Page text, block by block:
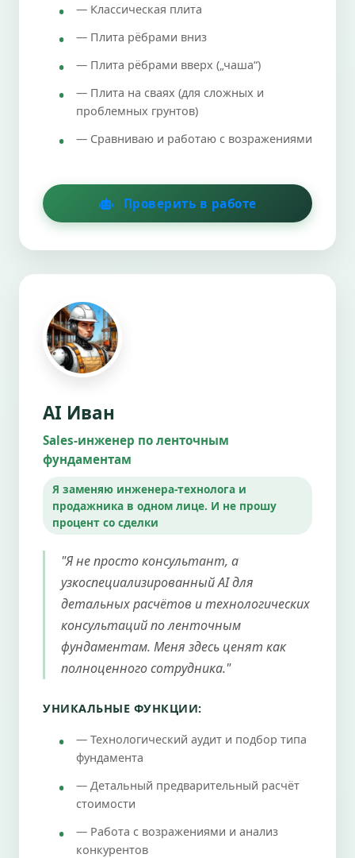
— Классическая плита
— Плита рёбрами вниз
— Плита рёбрами вверх („чаша“)
— Плита на сваях (для сложных и
проблемных грунтов)
— Сравниваю и работаю с возражениями
Проверить в работе
AI Иван
Sales-инженер по ленточным
фундаментам
Я заменяю инженера-технолога и
продажника в одном лице. И не прошу
процент со сделки
"Я не просто консультант, а
узкоспециализированный AI для
детальных расчётов и технологических
консультаций по ленточным
фундаментам. Меня здесь ценят как
полноценного сотрудника."
УНИКАЛЬНЫЕ ФУНКЦИИ:
— Технологический аудит и подбор типа
фундамента
— Детальный предварительный расчёт
стоимости
— Работа с возражениями и анализ
конкурентов